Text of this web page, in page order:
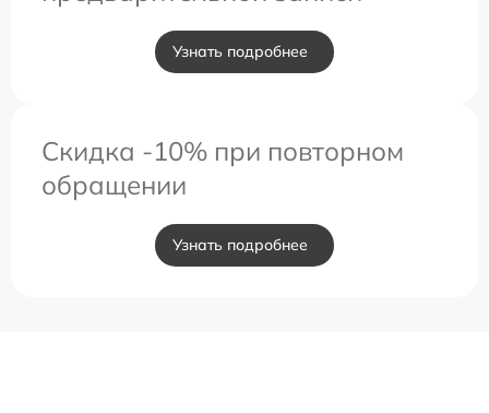
Узнать подробнее
Скидка -10% при повторном
обращении
Узнать подробнее